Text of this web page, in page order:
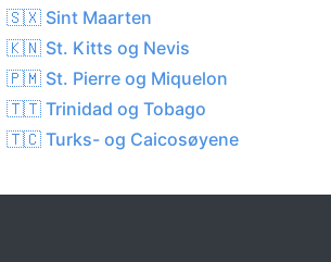
🇸🇽 Sint Maarten
🇰🇳 St. Kitts og Nevis
🇵🇲 St. Pierre og Miquelon
🇹🇹 Trinidad og Tobago
🇹🇨 Turks- og Caicosøyene